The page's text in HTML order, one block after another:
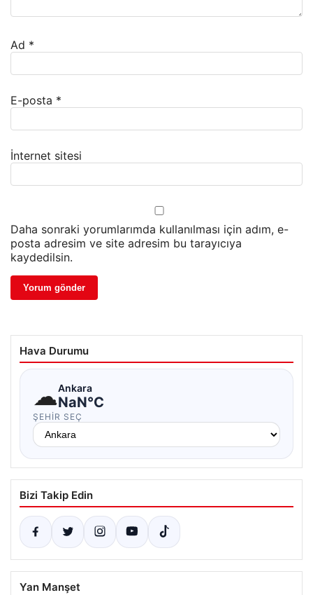
Ad *
E-posta *
İnternet sitesi
Daha sonraki yorumlarımda kullanılması için adım, e-
posta adresim ve site adresim bu tarayıcıya
kaydedilsin.
Hava Durumu
☁Ankara
NaN°C
ŞEHIR SEÇ
Bizi Takip Edin
Yan Manşet